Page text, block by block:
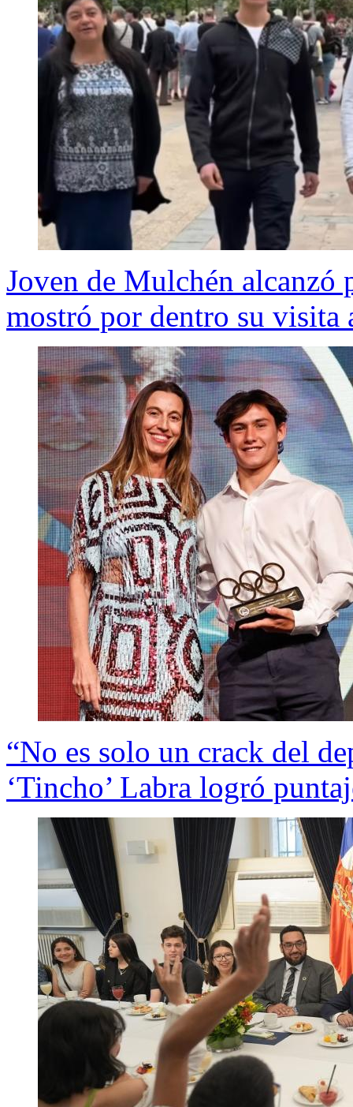
Joven de Mulchén alcanzó
mostró por dentro su visita
“No es solo un crack del
‘Tincho’ Labra logró